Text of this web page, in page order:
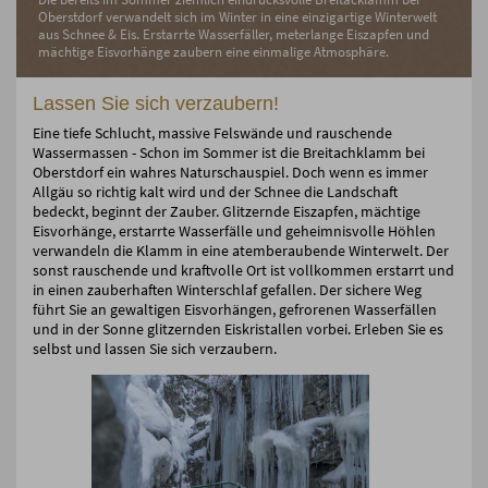
Oberstdorf verwandelt sich im Winter in eine einzigartige Winterwelt
aus Schnee & Eis. Erstarrte Wasserfäller, meterlange Eiszapfen und
mächtige Eisvorhänge zaubern eine einmalige Atmosphäre.
Lassen Sie sich verzaubern!
Eine tiefe Schlucht, massive Felswände und rauschende
Wassermassen - Schon im Sommer ist die Breitachklamm bei
Oberstdorf ein wahres Naturschauspiel. Doch wenn es immer
Allgäu so richtig kalt wird und der Schnee die Landschaft
bedeckt, beginnt der Zauber. Glitzernde Eiszapfen, mächtige
Eisvorhänge, erstarrte Wasserfälle und geheimnisvolle Höhlen
verwandeln die Klamm in eine atemberaubende Winterwelt. Der
sonst rauschende und kraftvolle Ort ist vollkommen erstarrt und
in einen zauberhaften Winterschlaf gefallen. Der sichere Weg
führt Sie an gewaltigen Eisvorhängen, gefrorenen Wasserfällen
und in der Sonne glitzernden Eiskristallen vorbei. Erleben Sie es
selbst und lassen Sie sich verzaubern.